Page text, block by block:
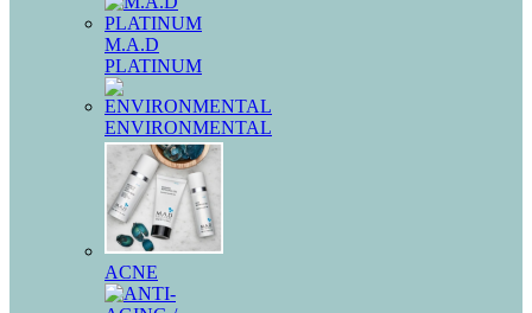
M.A.D
PLATINUM
ENVIRONMENTAL
ACNE